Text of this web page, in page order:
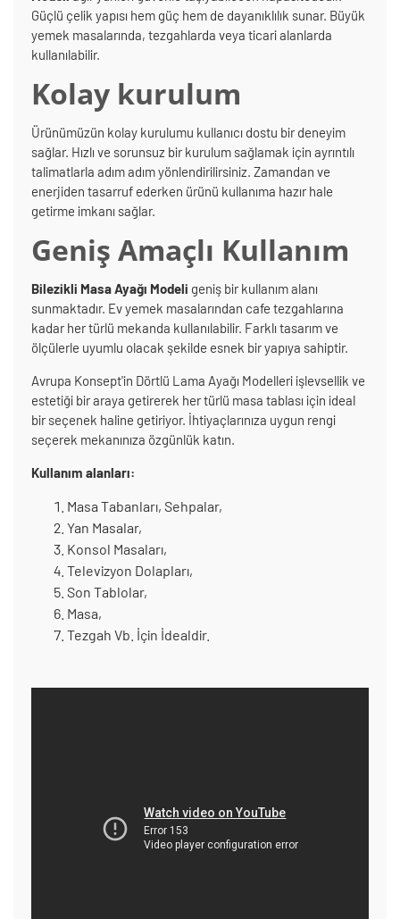
Güçlü çelik yapısı hem güç hem de dayanıklılık sunar. Büyük
yemek masalarında, tezgahlarda veya ticari alanlarda
kullanılabilir.
Kolay kurulum
Ürünümüzün kolay kurulumu kullanıcı dostu bir deneyim
sağlar. Hızlı ve sorunsuz bir kurulum sağlamak için ayrıntılı
talimatlarla adım adım yönlendirilirsiniz. Zamandan ve
enerjiden tasarruf ederken ürünü kullanıma hazır hale
getirme imkanı sağlar.
Geniş Amaçlı Kullanım
Bilezikli Masa Ayağı Modeli geniş bir kullanım alanı
sunmaktadır. Ev yemek masalarından cafe tezgahlarına
kadar her türlü mekanda kullanılabilir. Farklı tasarım ve
ölçülerle uyumlu olacak şekilde esnek bir yapıya sahiptir.
Avrupa Konsept'in Dörtlü Lama Ayağı Modelleri işlevsellik ve
estetiği bir araya getirerek her türlü masa tablası için ideal
bir seçenek haline getiriyor. İhtiyaçlarınıza uygun rengi
seçerek mekanınıza özgünlük katın.
Kullanım alanları:
Masa Tabanları, Sehpalar,
Yan Masalar,
Konsol Masaları,
Televizyon Dolapları,
Son Tablolar,
Masa,
Tezgah Vb. İçin İdealdir.